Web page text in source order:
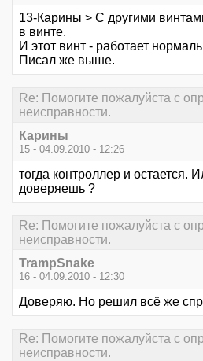
13-Карины > С другими
в винте.
И этот винт - работает
Писал же выше.
Re: Помогите пожалуйста с
неисправности.
Карины
15 - 04.09.2010 - 12:26
тогда контроллер и остается.
доверяешь ?
Re: Помогите пожалуйста с
неисправности.
TrampSnake
16 - 04.09.2010 - 12:30
Доверяю. Но решил всё же
Re: Помогите пожалуйста с
неисправности.